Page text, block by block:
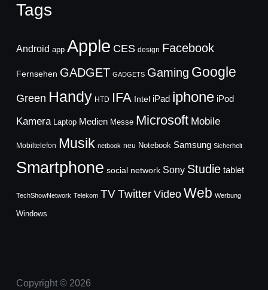
Tags
Android app Apple CES design Facebook
Fernsehen GADGET GADGETS Gaming Google
Green Handy HTD IFA Intel iPad iphone iPod
Kamera Laptop Medien Messe Microsoft Mobile
Mobiltelefon Musik netbook neu Notebook Samsung Sicherheit
Smartphone social network Sony Studie tablet
TechShowNetwork Telekom TVTwitter Video Web Werbung
Windows
Copyright © 2026